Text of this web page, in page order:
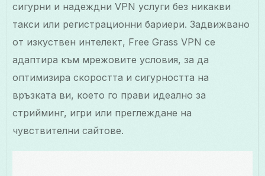
сигурни и надеждни VPN услуги без никакви
такси или регистрационни бариери. Задвижвано
от изкуствен интелект, Free Grass VPN се
адаптира към мрежовите условия, за да
оптимизира скоростта и сигурността на
връзката ви, което го прави идеално за
стрийминг, игри или преглеждане на
чувствителни сайтове.